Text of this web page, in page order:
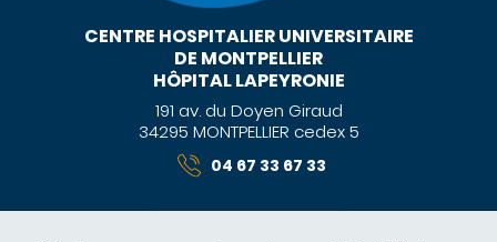
CENTRE HOSPITALIER UNIVERSITAIRE
DE MONTPELLIER
HÔPITAL LAPEYRONIE
191 av. du Doyen Giraud
34295 MONTPELLIER cedex 5
04 67 33 67 33